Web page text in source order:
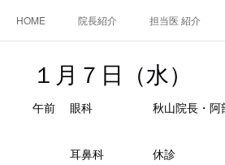
HOME 院長紹介 担当医 紹介
アクセス ご相談・お問合せ 施
１月７日（水）
午前 眼科 秋山院長・
耳鼻科 休診